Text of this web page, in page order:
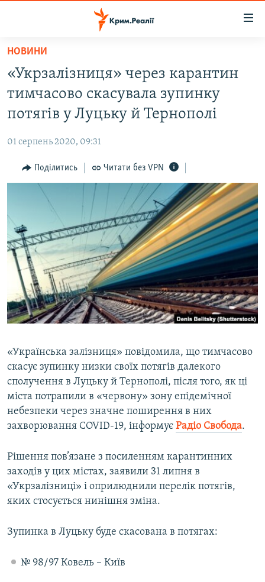
Перейти
основного
матеріалу
до
основної
навігації
Перейти
до
ВОДА.КРИМ
ВІДЕО ТА ФОТО
БЛОГИ
ПОГЛЯД
ІНТЕРВ'Ю
ВСЕ ЗА ДЕНЬ
СПЕЦПРОЕКТИ
ДЕПОРТАЦІЯ
ВІДЕОУРОКИ «ELIFBE»
СВІДЧЕННЯ ОКУПАЦІЇ
УКРАЇНСЬКА ПРОБЛЕМА КРИМУ
ЯК ОБІЙТИ БЛОКУВАННЯ
Русский
Qırımtatar
Усі сайти RFE/RL
НОВИНИ
«Укрзалізниця» через карантин
тимчасово скасувала зупинку
потягів у Луцьку й Тернополі
01 серпень 2020, 09:31
Поділитись Читати без VPN
«Українська залізниця» повідомила, що тимчасово
скасує зупинку низки своїх потягів далекого
сполучення в Луцьку й Тернополі, після того, як ці
міста потрапили в «червону» зону епідемічної
небезпеки через значне поширення в них
захворювання COVID-19, інформує Радіо Свобода.
Рішення пов’язане з посиленням карантинних
заходів у цих містах, заявили 31 липня в
«Укрзалізниці» і оприлюднили перелік потягів,
яких стосується нинішня зміна.
Зупинка в Луцьку буде скасована в потягах:
№ 98/97 Ковель – Київ